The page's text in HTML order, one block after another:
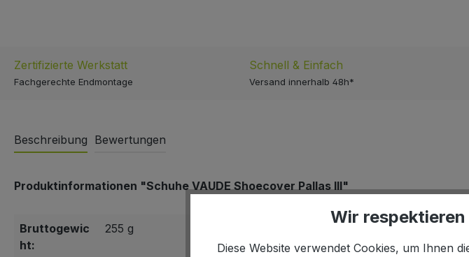
Zertifizierte Werkstatt
Fachgerechte Endmontage
Schnell & Einfach
Versand innerhalb 48h*
Beschreibung Bewertungen
Produktinformationen "Schuhe VAUDE Shoecover Pallas III"
Bruttogewic
ht:
255 g
Wir
Diese Website verwendet Cookies, um Ihnen